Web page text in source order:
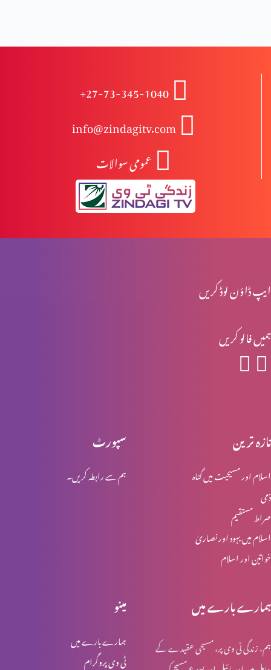
تجسم المسیح (حصہ 1)
یسوع مسیح کا مرُدوں میں سے جی اٹھانا
یسوع مسیح کی گرفتاری اور عدالت
+27-73-345-1040
info@zindagitv.com
عمومی سوالات
ایپ ڈاؤن لوڈ کریں
ہمیں فالو کریں
سپورٹ
ہم سے رابطہ کریں۔
تازہ ترین
اسلام اور مسیحیت میں گناہ
ذمی
صراط مستقیم
اسلام میں یہود اور نصاریٰ
خواتین اور اسلام
مینو
ہمارے بارے میں
ٹی وی پروگرام
ہمارے بارے میں
ہم، زندگی ٹی وی پر، مسیحی عقیدے کے